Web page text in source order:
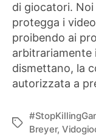
di giocatori. Noi
protegga i
proibendo ai
arbitrariamente
dismettano, la
autorizzata a
Tag
Breyer,